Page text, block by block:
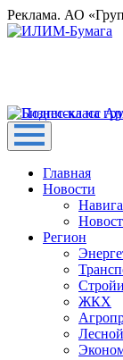
Реклама. АО
Главная
Новости
Регион
ЖКХ